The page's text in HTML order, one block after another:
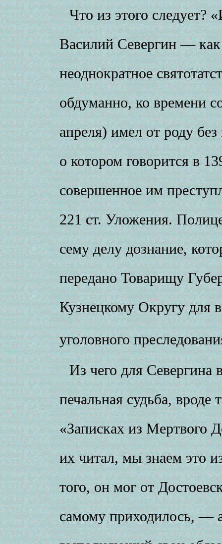
Что из этого следует?
Василий Севергин —
неоднократное
обдуманно, ко времени
апреля) имел от роду без
о котором говорится в
совершенное им
221 ст. Уложения.
сему делу дознание,
передано Товарищу
Кузнецкому Округу для
уголовного
Из чего для Севергина
печальная судьба,
«Записках из
их читал, мы знаем это
того, он мог от
самому приходилось, —